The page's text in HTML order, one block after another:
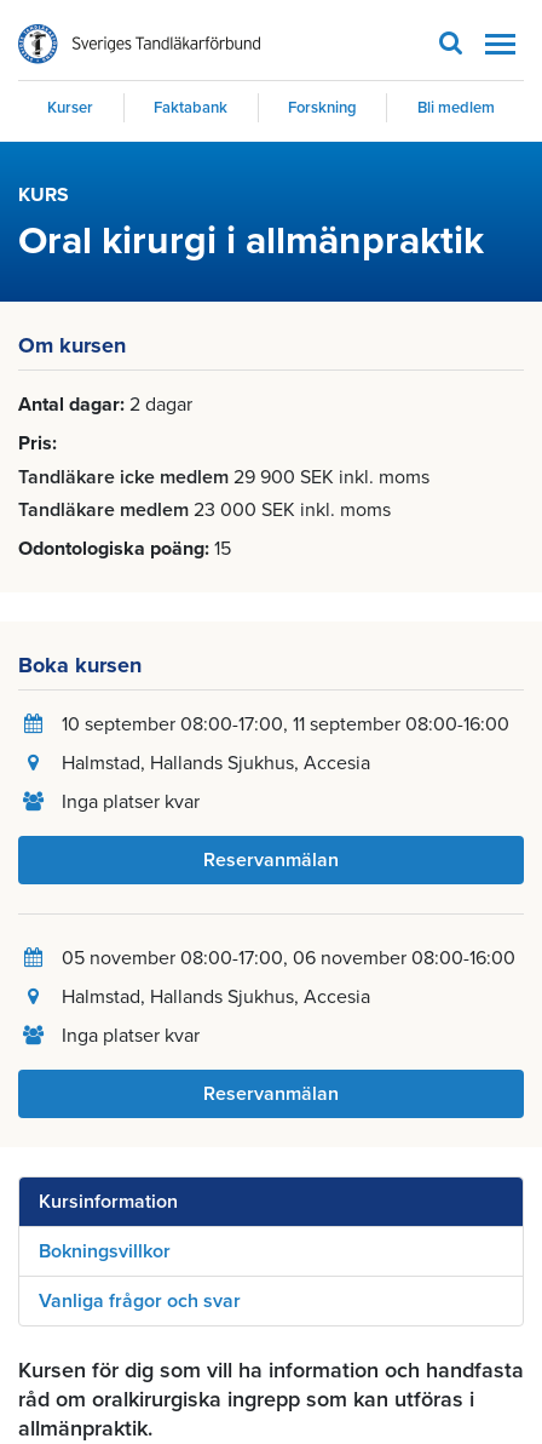
Kurser Faktabank Forskning Bli medlem
KURS
Oral kirurgi i allmänpraktik
Om kursen
Antal dagar 2 dagar
Pris
Tandläkare icke medlem 29 900 SEK inkl. moms
Tandläkare medlem 23 000 SEK inkl. moms
Odontologiska poäng 15
Boka kursen
10 september 08:00-17:00 11 september 08:00-16:00
Halmstad, Hallands Sjukhus, Accesia
Inga platser kvar
Reservanmälan
05 november 08:00-17:00 06 november 08:00-16:00
Halmstad, Hallands Sjukhus, Accesia
Inga platser kvar
Reservanmälan
Kursinformation
Bokningsvillkor
Vanliga frågor och svar
Kursen för dig som vill ha information och handfasta
råd om oralkirurgiska ingrepp som kan utföras i
allmänpraktik.